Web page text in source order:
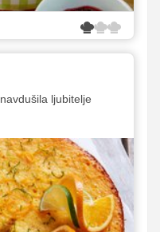
ljubitelje